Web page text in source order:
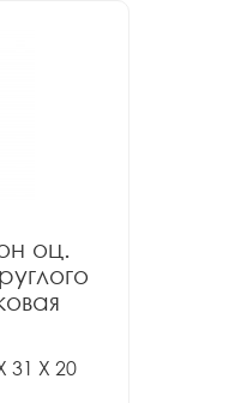
оц.
31 X 20